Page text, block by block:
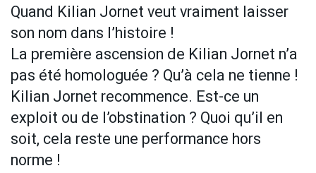
Quand Kilian Jornet veut vraiment laisser
son nom dans l’histoire !
La première ascension de Kilian Jornet n’a
pas été homologuée ? Qu’à cela ne tienne !
Kilian Jornet recommence. Est-ce un
exploit ou de l’obstination ? Quoi qu’il en
soit, cela reste une performance hors
norme !